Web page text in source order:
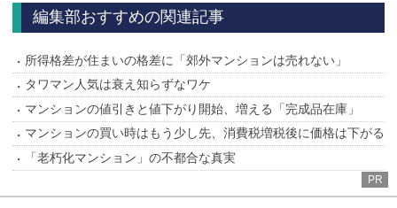
編集部おすすめの関連記事
所得格差が住まいの格差に「郊外マンションは売れない」
タワマン人気は衰え知らずなワケ
マンションの値引きと値下がり開始、増える「完成品在庫」
マンションの買い時はもう少し先、消費税増税後に価格は下がる
「老朽化マンション」の不都合な真実
PR